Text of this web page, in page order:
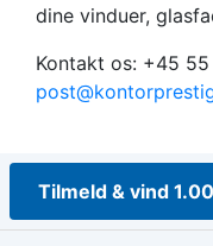
dine vinduer,
Kontakt os: +45 55
Tilmeld & vind